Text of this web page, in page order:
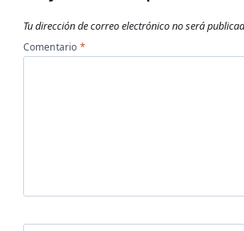
Tu dirección de correo electrónico no será
Comentario *